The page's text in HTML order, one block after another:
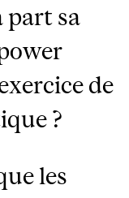
part sa
de
?
les